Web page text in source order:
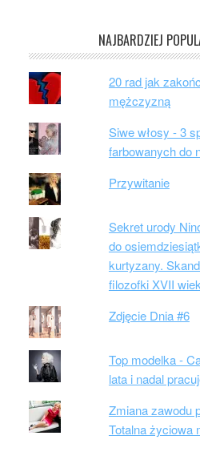
NAJBARDZIEJ
20 rad jak
mężczyzną
Siwe włosy - 3
farbowanych do
Przywitanie
Sekret urody
do
kurtyzany.
filozofki XVII
Zdjęcie Dnia #6
Top modelka -
lata i nadal
Zmiana zawodu
Totalna życiowa